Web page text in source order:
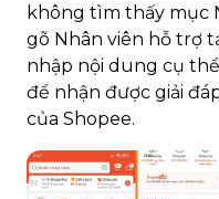
không tìm thấy mục
gõ Nhân viên hỗ trợ
nhập nội dung cụ
để nhận được giải
của Shopee.